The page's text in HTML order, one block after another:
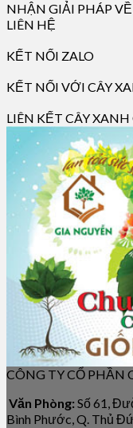
NHẬN GIẢI PHÁP
LIÊN HỆ
KẾT NỐI ZALO
KẾT NỐI VỚI CÂY
LIÊN KẾT CÂY
CÔNG TY CỔ PHẦN
Văn Phòng: Số 61,
Bình Phước, Q. Thủ